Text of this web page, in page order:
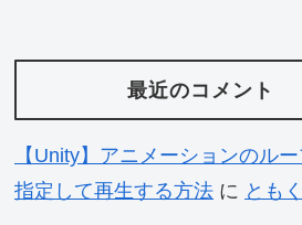
最近のコメント
【Unity】アニメーションのル
指定して再生する方法 に とも